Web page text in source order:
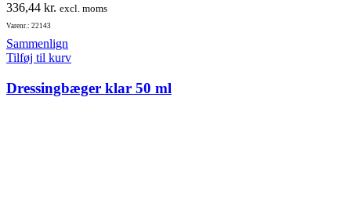
336,44 kr. excl. moms
Varenr.: 22143
Sammenlign
Tilføj til kurv
Dressingbæger klar 50 ml